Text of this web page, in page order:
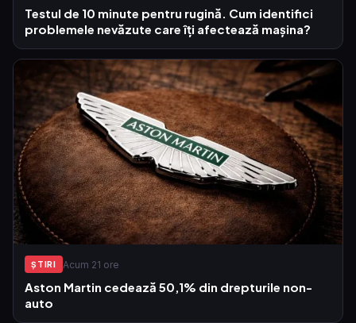
Testul de 10 minute pentru rugină. Cum identifici
problemele nevăzute care îți afectează mașina?
ŞTIRI Acum 21 ore
Aston Martin cedează 50,1% din drepturile non-
auto